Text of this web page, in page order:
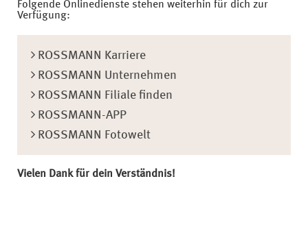
Folgende Onlinedienste stehen weiterhin für dich zur
Verfügung:
ROSSMANN Karriere
ROSSMANN Unternehmen
ROSSMANN Filiale finden
ROSSMANN-APP
ROSSMANN Fotowelt
Vielen Dank für dein Verständnis!